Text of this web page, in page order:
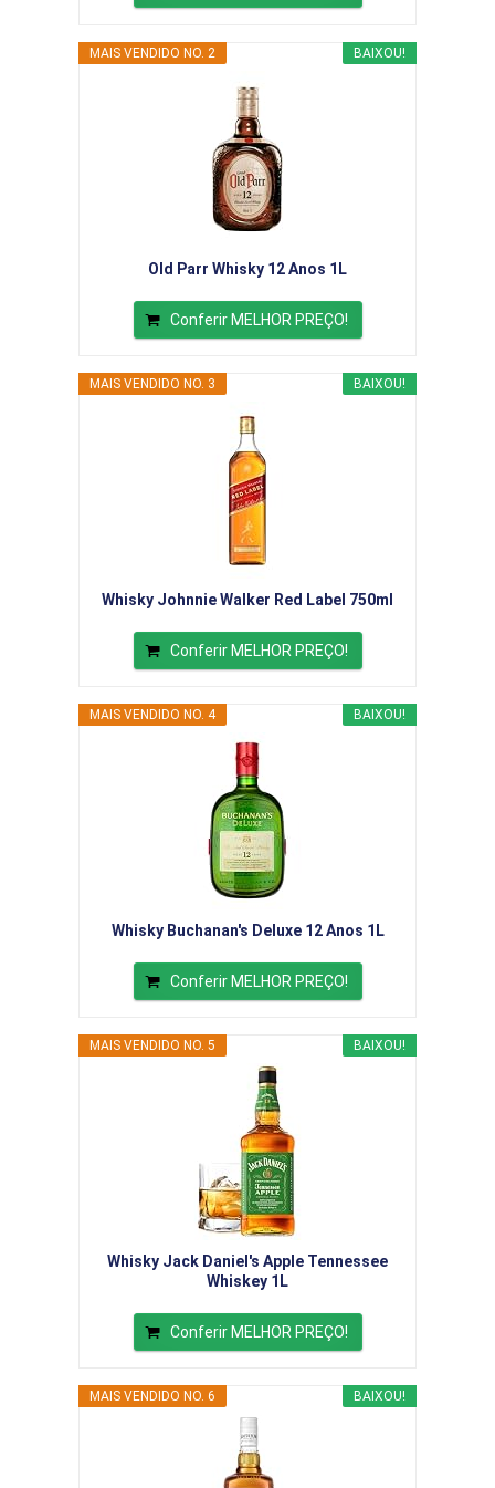
BAIXOU!
MAIS VENDIDO NO. 2
Old Parr Whisky 12 Anos 1L
Conferir MELHOR PREÇO!
BAIXOU!
MAIS VENDIDO NO. 3
Whisky Johnnie Walker Red Label 750ml
Conferir MELHOR PREÇO!
BAIXOU!
MAIS VENDIDO NO. 4
Whisky Buchanan's Deluxe 12 Anos 1L
Conferir MELHOR PREÇO!
BAIXOU!
MAIS VENDIDO NO. 5
Whisky Jack Daniel's Apple Tennessee
Whiskey 1L
Conferir MELHOR PREÇO!
BAIXOU!
MAIS VENDIDO NO. 6